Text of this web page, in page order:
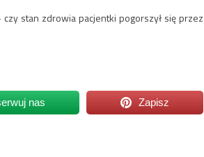
stan zdrowia pacjentki pogorszył się przez
nas Zapisz